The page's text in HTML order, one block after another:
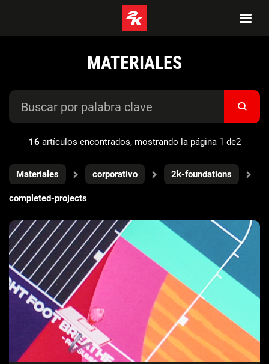
MATERIALES
16 artículos encontrados, mostrando la página 1 de2
Materiales corporativo 2k-foundations
completed-projects